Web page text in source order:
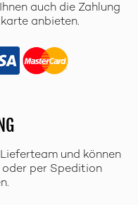
auch die Zahlung
anbieten.
und können
per Spedition